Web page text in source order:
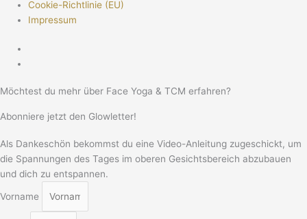
Cookie-Richtlinie (EU)
Impressum
Möchtest du mehr über Face Yoga & TCM erfahren?
Abonniere jetzt den Glowletter!
Als Dankeschön bekommst du eine Video-Anleitung zugeschickt, um
die Spannungen des Tages im oberen Gesichtsbereich abzubauen
und dich zu entspannen.
Vorname